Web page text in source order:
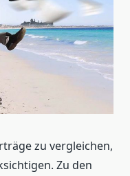
zu vergleichen,
Zu den